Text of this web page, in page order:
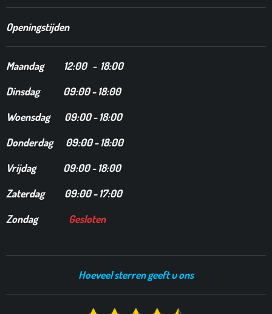
Openingstijden
Maandag 12:00 - 18:00
Dinsdag
09:00 - 18:00
Woensdag 09:00 - 18:00
Donderdag 09:00 - 18:00
Vrijdag 09:00 - 18:00
Zaterdag 09:00 - 17:00
Zondag
Gesloten
Hoeveel sterren geeft u ons